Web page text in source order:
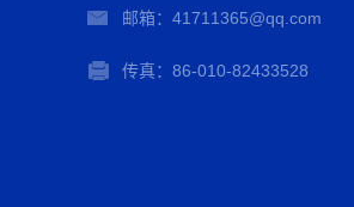
邮箱：41711365@qq.com
传真：86-010-82433528